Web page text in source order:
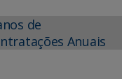
de
Anuais